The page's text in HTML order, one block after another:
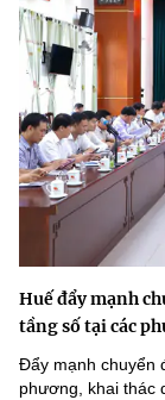
Huế đẩy mạnh
tầng số tại các
Đẩy mạnh chuyển
phương, khai thác